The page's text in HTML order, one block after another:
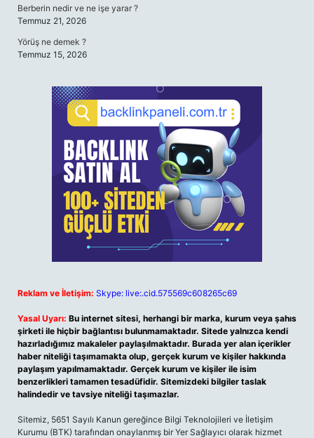
Berberin nedir ve ne işe yarar ?
Temmuz 21, 2026
Yörüş ne demek ?
Temmuz 15, 2026
Reklam ve İletişim: Skype: live:.cid.575569c608265c69
Yasal Uyarı: Bu internet sitesi, herhangi bir marka, kurum veya şahıs
şirketi ile hiçbir bağlantısı bulunmamaktadır. Sitede yalnızca kendi
hazırladığımız makaleler paylaşılmaktadır. Burada yer alan içerikler
haber niteliği taşımamakta olup, gerçek kurum ve kişiler hakkında
paylaşım yapılmamaktadır. Gerçek kurum ve kişiler ile isim
benzerlikleri tamamen tesadüfidir. Sitemizdeki bilgiler taslak
halindedir ve tavsiye niteliği taşımazlar.
Sitemiz, 5651 Sayılı Kanun gereğince Bilgi Teknolojileri ve İletişim
Kurumu (BTK) tarafından onaylanmış bir Yer Sağlayıcı olarak hizmet